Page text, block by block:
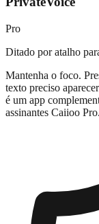
Pro
Ditado por atalho
Mantenha o foco.
texto preciso
é um app
assinantes Caiioo Pro.